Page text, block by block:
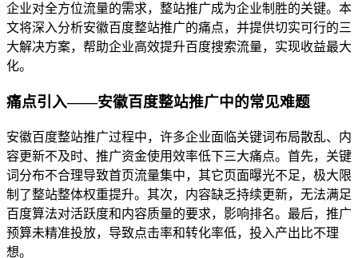
企业对全方位流量的需求，整站推广成为企业制胜的关键。本
文将深入分析安徽百度整站推广的痛点，并提供切实可行的三
大解决方案，帮助企业高效提升百度搜索流量，实现收益最大
化。
痛点引入——安徽百度整站推广中的常见难题
安徽百度整站推广过程中，许多企业面临关键词布局散乱、内
容更新不及时、推广资金使用效率低下三大痛点。首先，关键
词分布不合理导致首页流量集中，其它页面曝光不足，极大限
制了整站整体权重提升。其次，内容缺乏持续更新，无法满足
百度算法对活跃度和内容质量的要求，影响排名。最后，推广
预算未精准投放，导致点击率和转化率低，投入产出比不理
想。